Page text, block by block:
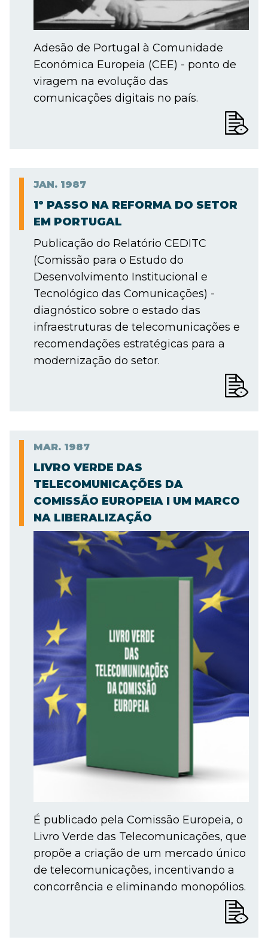
Adesão de Portugal à Comunidade
Económica Europeia (CEE) - ponto de
viragem na evolução das
comunicações digitais no país.
JAN. 1987
1º PASSO NA REFORMA DO SETOR
EM PORTUGAL
Publicação do Relatório CEDITC
(Comissão para o Estudo do
Desenvolvimento Institucional e
Tecnológico das Comunicações) -
diagnóstico sobre o estado das
infraestruturas de telecomunicações e
recomendações estratégicas para a
modernização do setor.
MAR. 1987
LIVRO VERDE DAS
TELECOMUNICAÇÕES DA
COMISSÃO EUROPEIA I UM MARCO
NA LIBERALIZAÇÃO
É publicado pela Comissão Europeia, o
Livro Verde das Telecomunicações, que
propõe a criação de um mercado único
de telecomunicações, incentivando a
concorrência e eliminando monopólios.